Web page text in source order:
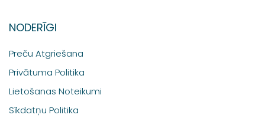
NODERĪGI
Preču Atgriešana
Privātuma Politika
Lietošanas Noteikumi
Sīkdatņu Politika